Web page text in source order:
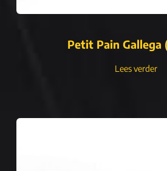
Petit Pain Gallega
Lees verder